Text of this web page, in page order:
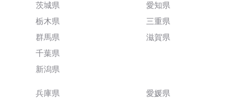
茨城県
栃木県
群馬県
千葉県
新潟県
愛知県
三重県
滋賀県
兵庫県
愛媛県